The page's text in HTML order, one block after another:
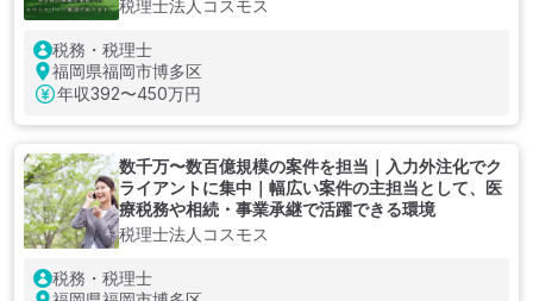
税理士法人コスモス
税務・税理士
福岡県福岡市博多区
年収392〜450万円
数千万〜数百億規模の案件を担当｜入力外注化でク
ライアントに集中｜幅広い案件の主担当として、医
療税務や相続・事業承継で活躍できる環境
税理士法人コスモス
税務・税理士